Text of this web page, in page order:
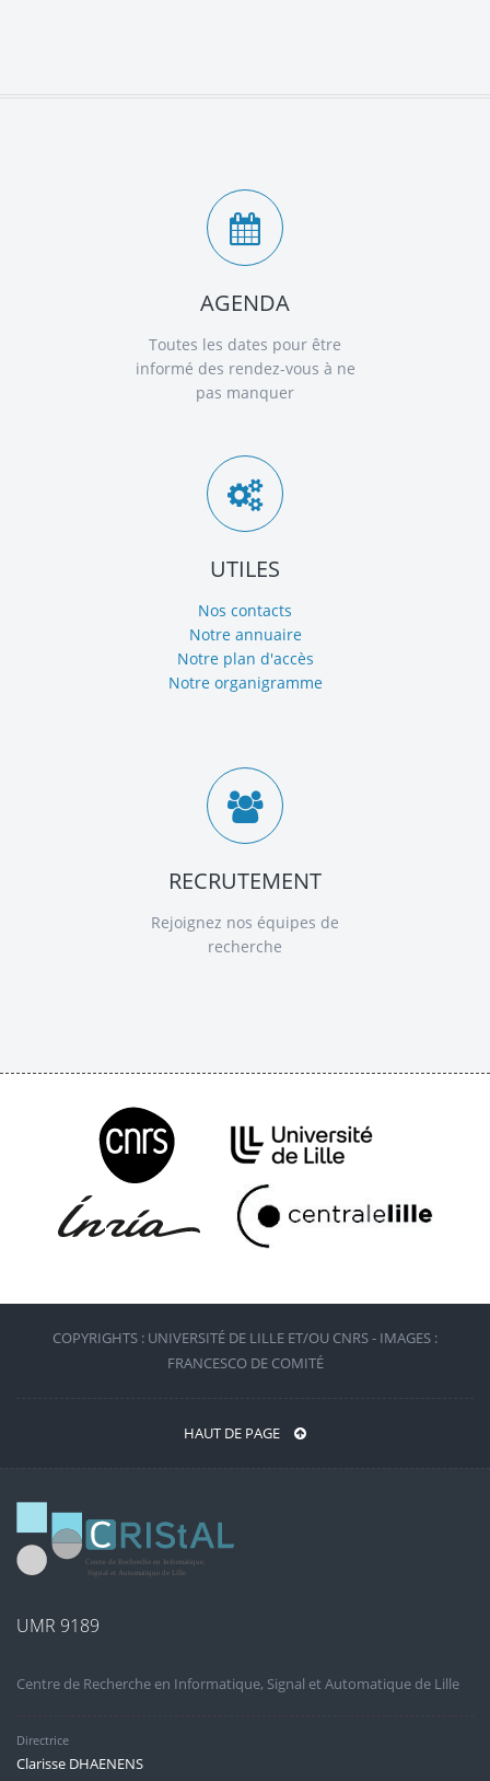
AGENDA
Toutes les dates pour être
informé des rendez-vous à ne
pas manquer
UTILES
Nos contacts
Notre annuaire
Notre plan d'accès
Notre organigramme
RECRUTEMENT
Rejoignez nos équipes de
recherche
COPYRIGHTS : UNIVERSITÉ DE LILLE ET/OU CNRS - IMAGES :
FRANCESCO DE COMITÉ
HAUT DE PAGE
UMR 9189
Centre de Recherche en Informatique, Signal et Automatique de Lille
Directrice
Clarisse DHAENENS